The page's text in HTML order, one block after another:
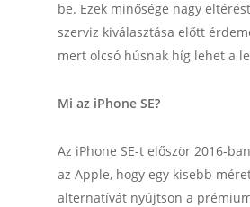
be. Ezek minősége nagy
szerviz kiválasztása előtt
mert olcsó húsnak híg lehet a
Mi az iPhone SE?
Az iPhone SE-t először 2016-
az Apple, hogy egy kisebb
alternatívát nyújtson a